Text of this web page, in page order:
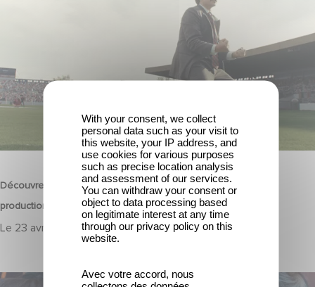
FILM
Découvrez les premières images de Mexico 86, la nouvelle
production Gaumont USA
Le 23 avril 2026
L’Affaire Marie‑Claire en sélection officielle à Cannes
With your consent, we collect
personal data such as your visit to
this website, your IP address, and
use cookies for various purposes
such as precise location analysis
and assessment of our services.
You can withdraw your consent or
object to data processing based
on legitimate interest at any time
through our privacy policy on this
website.
Avec votre accord, nous